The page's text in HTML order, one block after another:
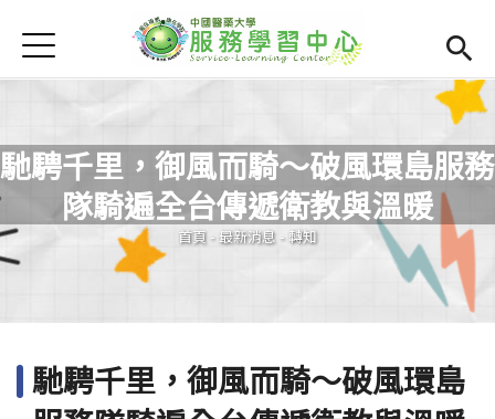
首頁
學務處首頁(link is external)
Open
Open
最新消息
Open submenu (相關連結)
Open submenu (活動集錦)
Open submenu (服務智庫)
服務智庫
Jump to Navigation
Jump to Main content
馳騁千里，御風而騎～破風環島服務
隊騎遍全台傳遞衛教與溫暖
您在這裡
首頁 - 最新消息 - 轉知
馳騁千里，御風而騎～破風環島